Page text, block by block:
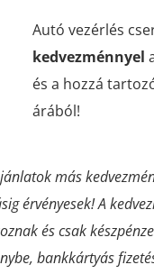
Autó vezérlés
kedvezménnyel
és a hozzá
árából!
más
érvényesek! A
éscsak
bankkártyás